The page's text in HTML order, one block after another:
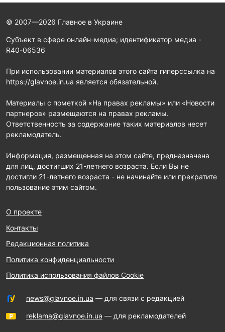
© 2007—2026 Главное в Украине
Субъект в сфере онлайн-медиа; идентификатор медиа -
R40-06536
При использовании материалов этого сайта гиперссылка на
https://glavnoe.in.ua является обязательной.
Материалы с пометкой «На правах рекламы» или «Новости
партнеров» размещаются на правах рекламы.
Ответственность за содержание таких материалов несет
рекламодатель.
Информация, размещенная на этом сайте, предназначена
для лиц, достигших 21-летнего возраста. Если Вы не
достигли 21-летнего возраста - не начинайте или прекратите
пользование этим сайтом.
О проекте
Контакты
Редакционная политика
Политика конфиденциальности
Политика использования файлов Cookie
news@glavnoe.in.ua — для связи с редакцией
reklama@glavnoe.in.ua — для рекламодателей